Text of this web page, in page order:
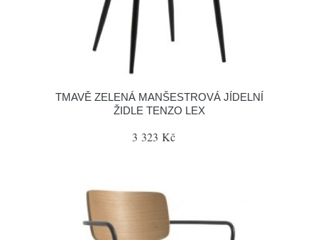
TMAVĚ ZELENÁ MANŠESTROVÁ JÍDELNÍ
ŽIDLE TENZO LEX
3 323 Kč